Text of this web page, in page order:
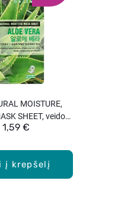
į krepšelį
MOISTURE,
SHEET, veido
1,59 €